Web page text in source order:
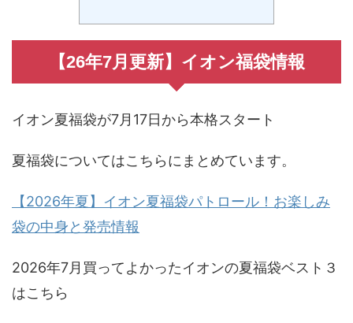
【26年7月更新】イオン福袋情報
イオン夏福袋が7月17日から本格スタート
夏福袋についてはこちらにまとめています。
【2026年夏】イオン夏福袋パトロール！お楽しみ
袋の中身と発売情報
2026年7月買ってよかったイオンの夏福袋ベスト３
はこちら